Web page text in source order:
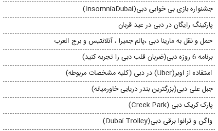
جشنواره بازی بی خوابی دبی(InsomniaDubai)
پارکینگ رایگان در دبی در عید قربان
حمل و نقل به مارینا دبی ،پالم جمیرا ، آتلانتیس و برج العرب
برنامه 6 روزه دبی(ضربان قلب دبی را تجربه کنید)
استفاده از اوبر(Uber) در دبی (کلیه مشخصات مربوطه)
جبل علی دبی(بزرگترین بندر دریایی خاورمیانه)
پارک کریک دبی (Creek Park)
واگن و ترانوا برقی دبی(Dubai Trolley)